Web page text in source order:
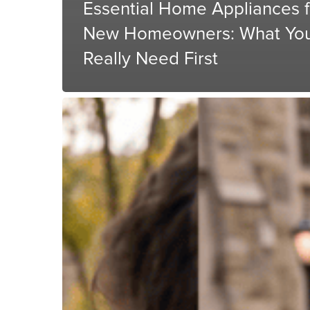
Essential Home Appliances
New Homeowners: What
Really Need First